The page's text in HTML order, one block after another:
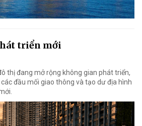
triển mới
thị đang mở rộng không gian phát triển,
đầu mối giao thông và tạo dư địa hình